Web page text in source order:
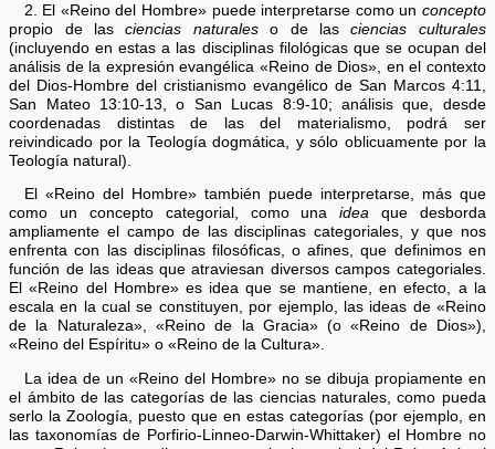
2. El «Reino del Hombre» puede interpretarse como un concepto
propio de lasciencias naturaleso de lasciencias culturales
(incluyendo en estas a las disciplinas filológicas que se ocupan del
análisis de la expresión evangélica «Reino de Dios», en el contexto
del Dios-Hombre del cristianismo evangélico de San Marcos 4:11,
San Mateo 13:10-13, o San Lucas 8:9-10; análisis que, desde
coordenadas distintas de las del materialismo, podrá ser
reivindicado por la Teología dogmática, y sólo oblicuamente por la
Teología natural).
El «Reino del Hombre» también puede interpretarse, más que
como un concepto categorial, como unaidea que desborda
ampliamente el campo de las disciplinas categoriales, y que nos
enfrenta con las disciplinas filosóficas, o afines, que definimos en
función de las ideas que atraviesan diversos campos categoriales.
El «Reino del Hombre» es idea que se mantiene, en efecto, a la
escala en la cual se constituyen, por ejemplo, las ideas de «Reino
de la Naturaleza», «Reino de la Gracia» (o «Reino de Dios»),
«Reino del Espíritu» o «Reino de la Cultura».
La idea de un «Reino del Hombre» no se dibuja propiamente en
el ámbito de las categorías de las ciencias naturales, como pueda
serlo la Zoología, puesto que en estas categorías (por ejemplo, en
las taxonomías de Porfirio-Linneo-Darwin-Whittaker) el Hombre no